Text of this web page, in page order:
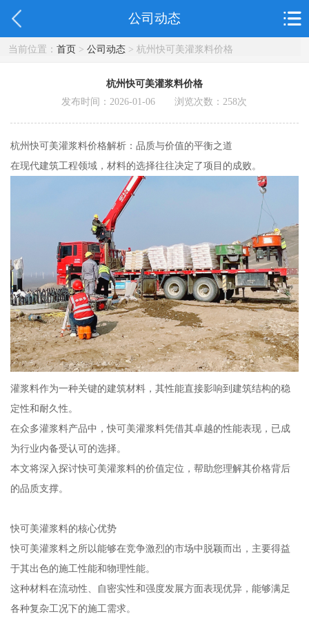
公司动态
当前位置： 首页> 公司动态> 杭州快可美灌浆料价格
杭州快可美灌浆料价格
发布时间：2026-01-06 浏览次数：258次
杭州快可美灌浆料价格解析：品质与价值的平衡之道
在现代建筑工程领域，材料的选择往往决定了项目的成败。
灌浆料作为一种关键的建筑材料，其性能直接影响到建筑结构的稳
定性和耐久性。
在众多灌浆料产品中，快可美灌浆料凭借其卓越的性能表现，已成
为行业内备受认可的选择。
本文将深入探讨快可美灌浆料的价值定位，帮助您理解其价格背后
的品质支撑。
快可美灌浆料的核心优势
快可美灌浆料之所以能够在竞争激烈的市场中脱颖而出，主要得益
于其出色的施工性能和物理性能。
这种材料在流动性、自密实性和强度发展方面表现优异，能够满足
各种复杂工况下的施工需求。